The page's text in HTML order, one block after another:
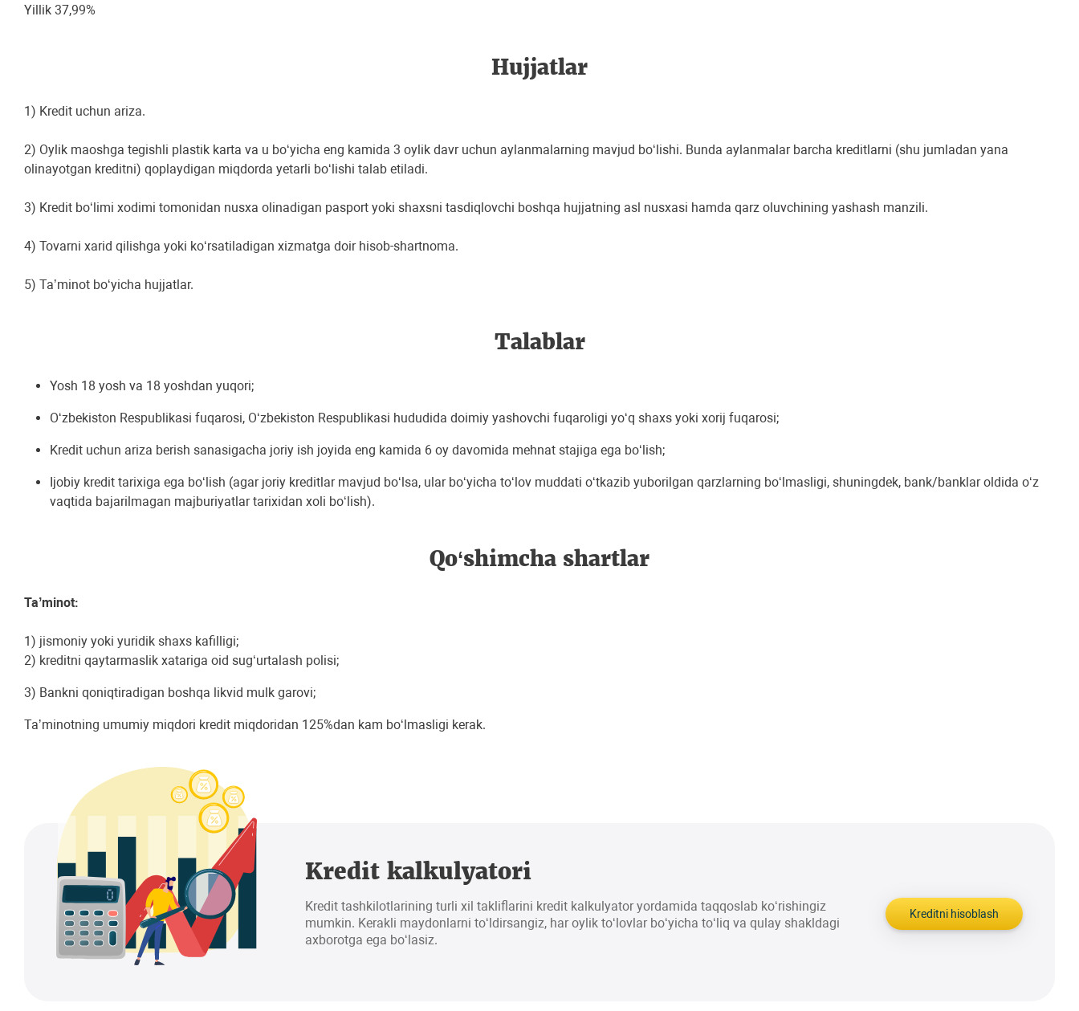
Yillik 37,99%
Hujjatlar
1) Kredit uchun ariza.
2) Oylik maoshga tegishli plastik karta va u boʻyicha eng kamida 3 oylik davr uchun aylanmalarning mavjud boʻlishi. Bunda aylanmalar barcha kreditlarni (shu jumladan yana
olinayotgan kreditni) qoplaydigan miqdorda yetarli boʻlishi talab etiladi.
3) Kredit boʻlimi xodimi tomonidan nusxa olinadigan pasport yoki shaxsni tasdiqlovchi boshqa hujjatning asl nusxasi hamda qarz oluvchining yashash manzili.
4) Tovarni xarid qilishga yoki koʻrsatiladigan xizmatga doir hisob-shartnoma.
5) Taʼminot boʻyicha hujjatlar.
Talablar
Yosh 18 yosh va 18 yoshdan yuqori;
Oʻzbekiston Respublikasi fuqarosi, Oʻzbekiston Respublikasi hududida doimiy yashovchi fuqaroligi yoʻq shaxs yoki xorij fuqarosi;
Kredit uchun ariza berish sanasigacha joriy ish joyida eng kamida 6 oy davomida mehnat stajiga ega boʻlish;
Ijobiy kredit tarixiga ega boʻlish (agar joriy kreditlar mavjud boʻlsa, ular boʻyicha toʻlov muddati oʻtkazib yuborilgan qarzlarning boʻlmasligi, shuningdek, bank/banklar oldida oʻz
vaqtida bajarilmagan majburiyatlar tarixidan xoli boʻlish).
Qo‘shimcha shartlar
Taʼminot:
1) jismoniy yoki yuridik shaxs kafilligi;
2) kreditni qaytarmaslik xatariga oid sugʻurtalash polisi;
3) Bankni qoniqtiradigan boshqa likvid mulk garovi;
Taʼminotning umumiy miqdori kredit miqdoridan 125%dan kam boʻlmasligi kerak.
Kredit kalkulyatori
Kredit tashkilotlarining turli xil takliflarini kredit kalkulyator yordamida taqqoslab ko‘rishingiz
mumkin. Kerakli maydonlarni to‘ldirsangiz, har oylik to‘lovlar bo‘yicha to‘liq va qulay shakldagi
axborotga ega bo‘lasiz.
Kreditni hisoblash